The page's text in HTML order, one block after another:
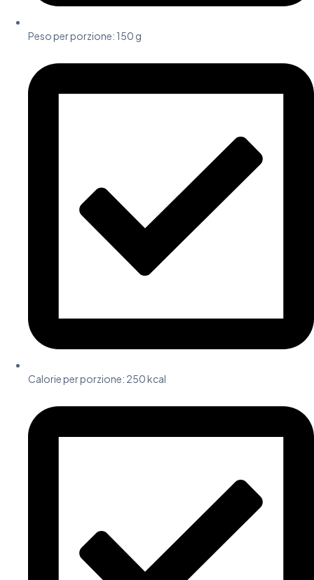
Peso per porzione: 150 g
Calorie per porzione: 250 kcal